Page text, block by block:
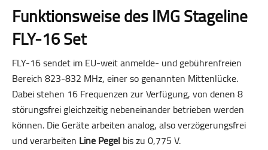
Funktionsweise des IMG Stageline
FLY-16 Set
FLY-16 sendet im EU-weit anmelde- und gebührenfreien
Bereich 823-832 MHz, einer so genannten Mittenlücke.
Dabei stehen 16 Frequenzen zur Verfügung, von denen 8
störungsfrei gleichzeitig nebeneinander betrieben werden
können. Die Geräte arbeiten analog, also verzögerungsfrei
und verarbeiten Line Pegelbis zu 0,775 V.